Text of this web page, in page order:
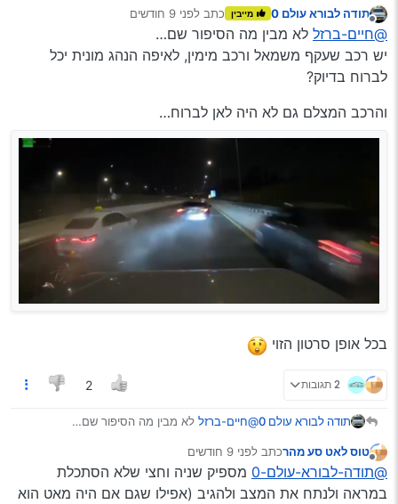
להורדה
הציבור מוזמן לכתוב את המסקנות והלקחים שלו ממה
שרואים פה
היה לנהגים שכאן איך לברוח מזה?
תודה לבורא עולם 0 מייבין כתב לפני 9 חודשים
נערך לאחרונה על ידי
@חיים-ברזל לא מבין מה הסיפור שם…
יש רכב שעקף משמאל ורכב מימין, לאיפה הנהג מונית יכל
לברוח בדיוק?
והרכב המצלם גם לא היה לאן לברוח…
בכל אופן סרטון הזוי
2 תגובות 2
תודה לבורא עולם 0 @חיים-ברזל לא מבין מה הסיפור שם…
מונית יכל לברוח בדיוק?
והרכב המצלם גם לא היה לאן לברוח…
בכל אופן סרטון הזוי
מנותק
טוס לאט סע מהרכתב לפני 9 חודשים
נערך לאחרונה על ידי
@תודה-לבורא-עולם-0
מספיק שניה וחצי שלא הסתכלת
במראה ולנתח את המצב ולהגיב (אפילו שגם אם היה מאט הוא